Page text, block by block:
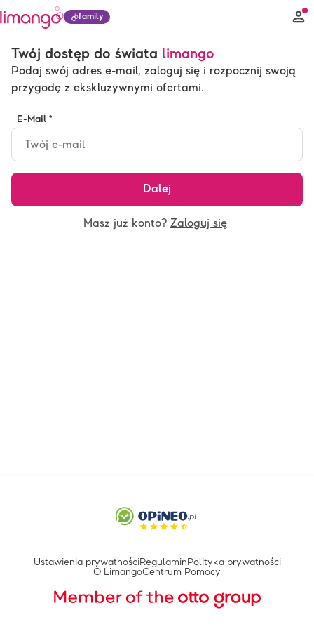
family
Twój dostęp do świata limango
Podaj swój adres e-mail, zaloguj się i rozpocznij swoją
przygodę z ekskluzywnymi ofertami.
E-Mail *
Dalej
Masz już konto? Zaloguj się
Ustawienia prywatnościRegulamin Polityka prywatności
O LimangoCentrum Pomocy